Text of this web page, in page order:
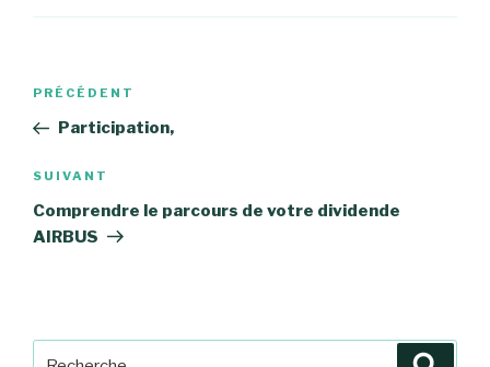
Navigation
l’article
Article
précédent
PRÉCÉDENT
Participation,
Article
suivant
SUIVANT
Comprendre le parcours de votre dividende
AIRBUS